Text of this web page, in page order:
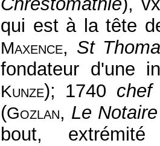
qui est à la tête
Maxence, St
fondateur d'une
Kunze); 1740 chef
(Gozlan, Le
bout,